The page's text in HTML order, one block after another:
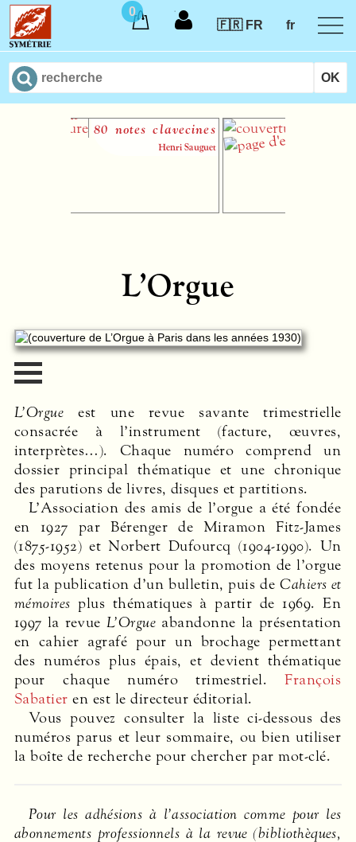
0
🇫🇷 FR
fr
80 notes clavecines
Henri Sauguet
Lettres de
compositeurs à
L’Orgue
L’Orgue est une revue savante trimestrielle
consacrée à l’instrument (facture, œuvres,
interprètes…). Chaque numéro comprend un
dossier principal thématique et une chronique
des parutions de livres, disques et partitions.
L’Association des amis de l’orgue a été fondée
en 1927 par Bérenger de Miramon Fitz-James
(1875-1952) et Norbert Dufourcq (1904-1990). Un
des moyens retenus pour la promotion de l’orgue
fut la publication d’un bulletin, puis deCahiers et
mémoires plus thématiques à partir de 1969. En
1997 la revue L’Orgue abandonne la présentation
en cahier agrafé pour un brochage permettant
des numéros plus épais, et devient thématique
pour chaque numéro trimestriel.François
Sabatier en est le directeur éditorial.
Vous pouvez consulter la liste ci-dessous des
numéros parus et leur sommaire, ou bien utiliser
la boîte de recherche pour chercher par mot-clé.
Pour les adhésions à l’association comme pour les
abonnements professionnels à la revue (bibliothèques,